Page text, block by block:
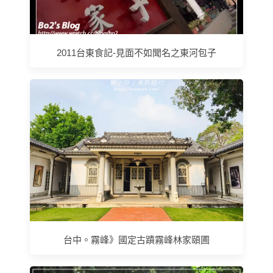
2011台東食記-見面不如聞名之東河包子
台中。霧峰》國定古蹟霧峰林家頤圃